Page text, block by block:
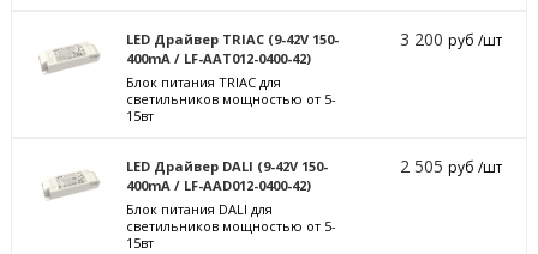
LED Драйвер TRIAC (9-42V 150-
400mA / LF-AAT012-0400-42)
Блок питания TRIAC для
светильников мощностью от 5-
15вт
3 200руб /шт
LED Драйвер DALI (9-42V 150-
400mA / LF-AAD012-0400-42)
Блок питания DALI для
светильников мощностью от 5-
15вт
2 505руб /шт